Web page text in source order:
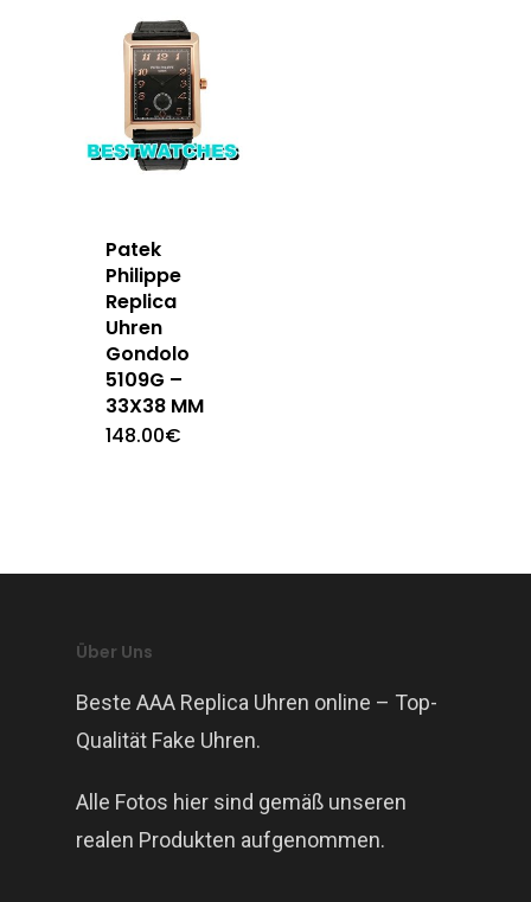
Patek
Philippe
Replica
Uhren
Gondolo
5109G –
33X38 MM
148.00€
Über Uns
Beste AAA Replica Uhren online – Top-
Qualität Fake Uhren.
Alle Fotos hier sind gemäß unseren
realen Produkten aufgenommen.